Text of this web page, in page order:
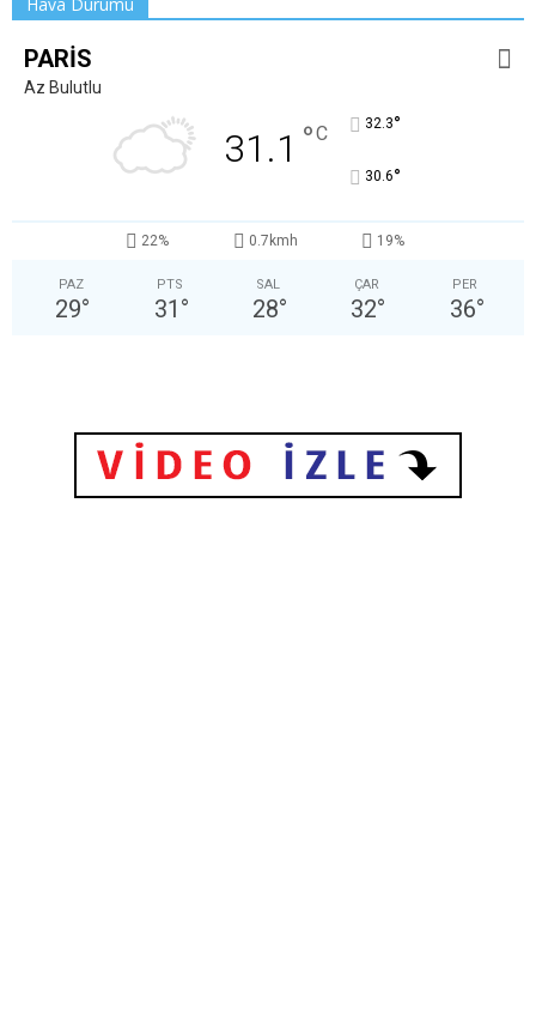
PARIS
Az Bulutlu
31.1 °C 32.3°
30.6°
22% 0.7kmh 19%
PAZ
29°
PTS
31 °
SAL
28°
ÇAR
32°
PER
36°